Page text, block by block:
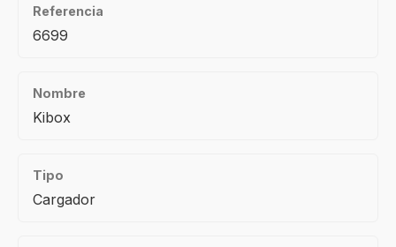
Referencia
6699
Nombre
Kibox
Tipo
Cargador